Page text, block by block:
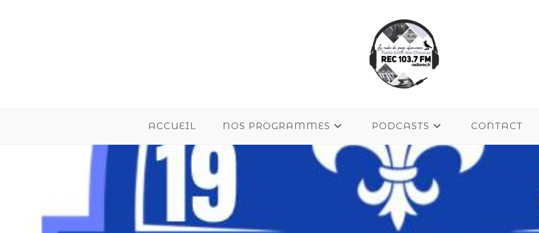
ACCUEIL NOS PROGRAMMES PODCASTS CONTACT